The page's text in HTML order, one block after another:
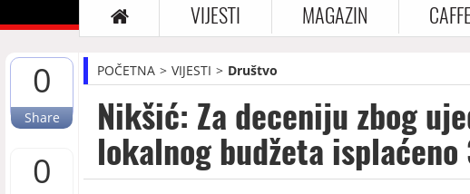
VIJESTI MAGAZIN CAFFE
0
Share
0
POČETNA VIJESTI Društvo
Nikšić: Za deceniju zbog
lokalnog budžeta